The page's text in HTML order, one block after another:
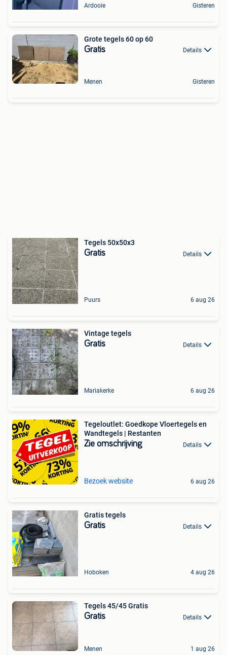
Ardooie Gisteren
Grote tegels 60 op 60
Gratis Details
Menen Gisteren
Tegels 50x50x3
Gratis Details
Puurs 6 aug 26
Vintage tegels
Gratis Details
Mariakerke 6 aug 26
Tegeloutlet: Goedkope Vloertegels en
Wandtegels | Restanten
Zie omschrijving Details
Bezoek website 6 aug 26
Gratis tegels
Gratis Details
Hoboken 4 aug 26
Tegels 45/45 Gratis
Gratis Details
Menen 1 aug 26